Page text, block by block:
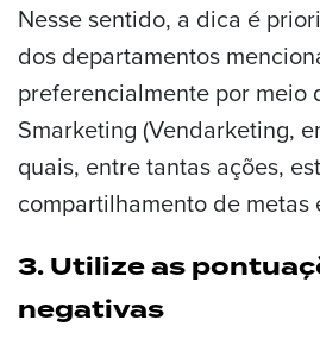
Nesse sentido, a dica é
dos departamentos
preferencialmente por meio
Smarketing (Vendarketing,
quais, entre tantas ações,
compartilhamento de metas
3. Utilize as
negativas